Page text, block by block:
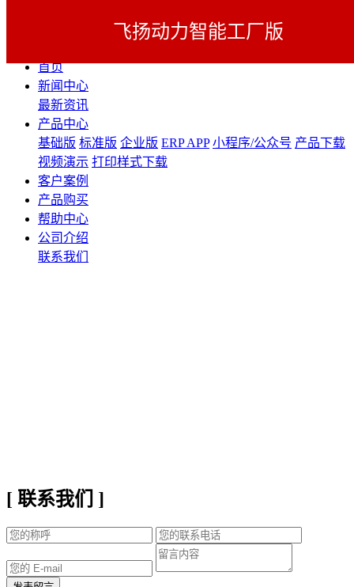
首页
新闻中心
最新资讯
产品中心
基础版 标准版 企业版 ERP APP 小程序/公众号 产品下载
视频演示 打印样式下载
客户案例
产品购买
帮助中心
公司介绍
联系我们
飞扬动力智能工厂版
[ 联系我们 ]